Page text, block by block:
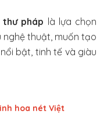
pháp là lựa chọn
nghệ thuật, muốn tạo
bật, tinh tế và giàu
hoa nét Việt